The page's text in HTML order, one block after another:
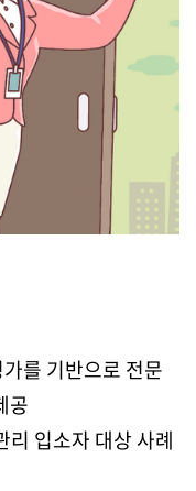
를 기반으로 전문
공
리 입소자 대상 사례